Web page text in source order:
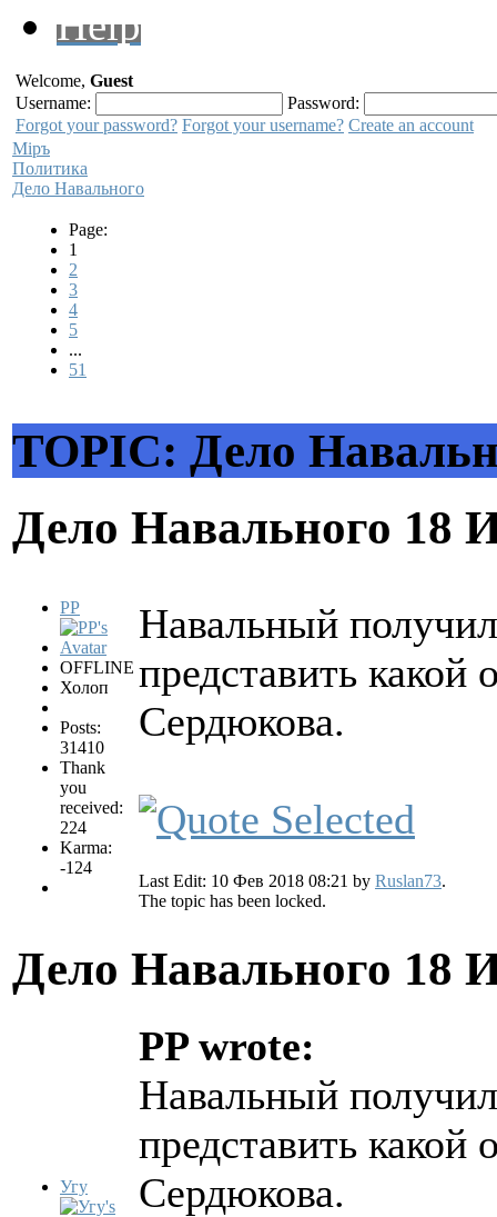
Help
Welcome, Guest
Username:
Password:
Forgot your password? Forgot your username? Create an account
Мiръ
Политика
Дело Навального
Page:
1
2
3
4
5
...
51
TOPIC: Дело
Дело Навального 18
PP
OFFLINE
Холоп
Posts:
31410
Thank
you
received:
224
Karma:
-124
Навальный
представить
Сердюкова.
Last Edit: 10 Фев 2018 08:21 by Ruslan73.
The topic has been locked.
Дело Навального 18
Угу
PP wrote:
Навальный
представить
Сердюкова.